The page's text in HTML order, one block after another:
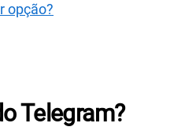
opção?
Telegram?